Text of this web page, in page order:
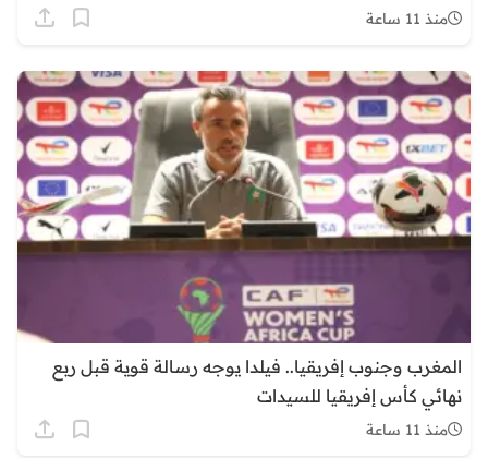
منذ 11 ساعة
المغرب وجنوب إفريقيا.. فيلدا يوجه رسالة قوية قبل ربع
نهائي كأس إفريقيا للسيدات
منذ 11 ساعة